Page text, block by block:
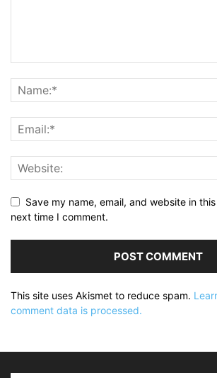
Save my name, email, and website in
next time I comment.
This site uses Akismet to reduce spam.
comment data is processed.